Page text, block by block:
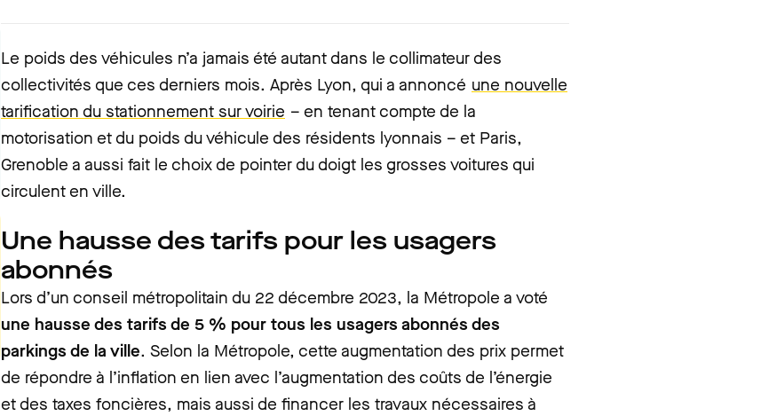
Le poids des véhicules n’a jamais été autant dans le collimateur des
collectivités que ces derniers mois. Après Lyon, qui a annoncé une nouvelle
tarification du stationnement sur voirie – en tenant compte de la
motorisation et du poids du véhicule des résidents lyonnais – et Paris,
Grenoble a aussi fait le choix de pointer du doigt les grosses voitures qui
circulent en ville.
Une hausse des tarifs pour les usagers
abonnés
Lors d’un conseil métropolitain du 22 décembre 2023, la Métropole a voté
une hausse des tarifs de 5 % pour tous les usagers abonnés des
parkings de la ville. Selon la Métropole, cette augmentation des prix permet
de répondre à l’inflation en lien avec l’augmentation des coûts de l’énergie
et des taxes foncières, mais aussi de financer les travaux nécessaires à